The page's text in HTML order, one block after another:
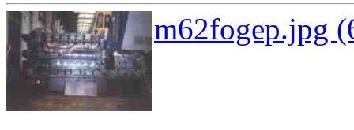
m62fogep.jpg